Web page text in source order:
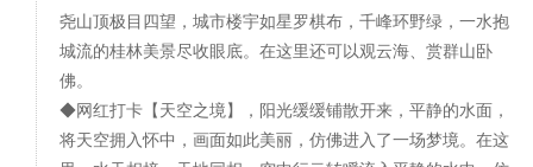
尧山顶极目四望，城市楼宇如星罗棋布，千峰环野绿，一水抱
城流的桂林美景尽收眼底。在这里还可以观云海、赏群山卧
佛。
◆网红打卡【天空之境】，阳光缓缓铺散开来，平静的水面，
将天空拥入怀中，画面如此美丽，仿佛进入了一场梦境。在这